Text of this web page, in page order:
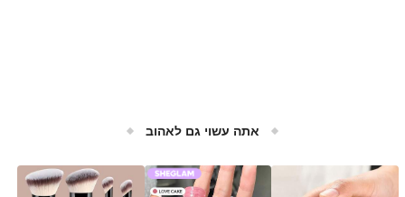
אתה עשוי גם לאהוב